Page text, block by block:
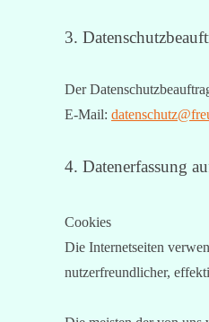
3.
Der
E-Mail:
4. Datenerfassung
Cookies
Die Internetseiten
nutzerfreundlicher,